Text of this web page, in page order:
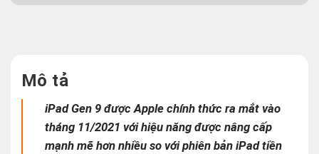
Mô tả
iPad Gen 9 được Apple chính thức ra mắt vào
tháng 11/2021 với hiệu năng được nâng cấp
mạnh mẽ hơn nhiều so với phiên bản iPad tiền